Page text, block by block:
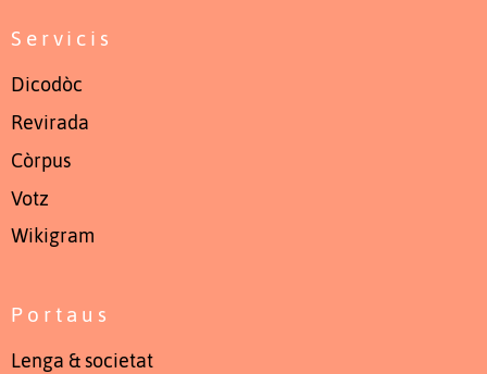
Servicis
Dicodòc
Revirada
Còrpus
Votz
Wikigram
Portaus
Lenga & societat